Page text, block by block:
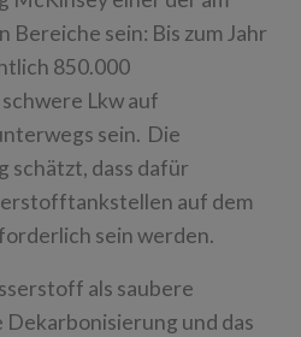
Bereiche sein: Bis zum Jahr
850.000
Lkw auf
sein. Die
schätzt, dass dafür
auf dem
sein werden.
als saubere
und das